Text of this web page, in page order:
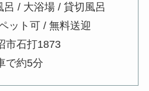
/ 大浴場 / 貸切風呂
ット可 / 無料送迎
市石打1873
で約5分